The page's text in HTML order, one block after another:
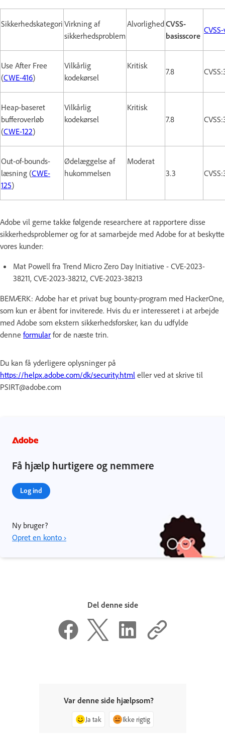
Sikkerhedskategori Virkning af
sikkerhedsproblem
AlvorlighedCVSS-
basisscore
Use After Free
(CWE-416)
Vilkårlig
kodekørsel
Kritisk
7.8
Heap-baseret
bufferoverløb
(CWE-122)
Vilkårlig
kodekørsel
Kritisk
7.8
Out-of-bounds-
læsning (CWE-
125)
Ødelæggelse af
hukommelsen
Moderat
3.3
Adobe vil gerne takke følgende researchere at rapportere disse
sikkerhedsproblemer og for at samarbejde med Adobe for at beskytte
vores kunder:
Mat Powell fra Trend Micro Zero Day Initiative - CVE-2023-
38211, CVE-2023-38212, CVE-2023-38213
BEMÆRK: Adobe har et privat bug bounty-program med HackerOne,
som kun er åbent for inviterede. Hvis du er interesseret i at arbejde
med Adobe som ekstern sikkerhedsforsker, kan du udfylde
denne formular for de næste trin.
Du kan få yderligere oplysninger på
https://helpx.adobe.com/dk/security.html eller ved at skrive til
PSIRT@adobe.com
Få hjælp hurtigere og nemmere
Log ind
Ny bruger?
Opret en konto ›
Del denne side
Var denne side hjælpsom?
Ja tak Ikke rigtig